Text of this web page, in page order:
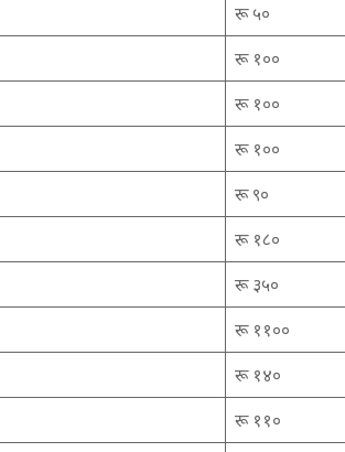
रू ५०
रू १००
रू १००
रू १००
रू ९०
रू १८०
रू ३५०
रू ११००
रू १४०
रू ११०